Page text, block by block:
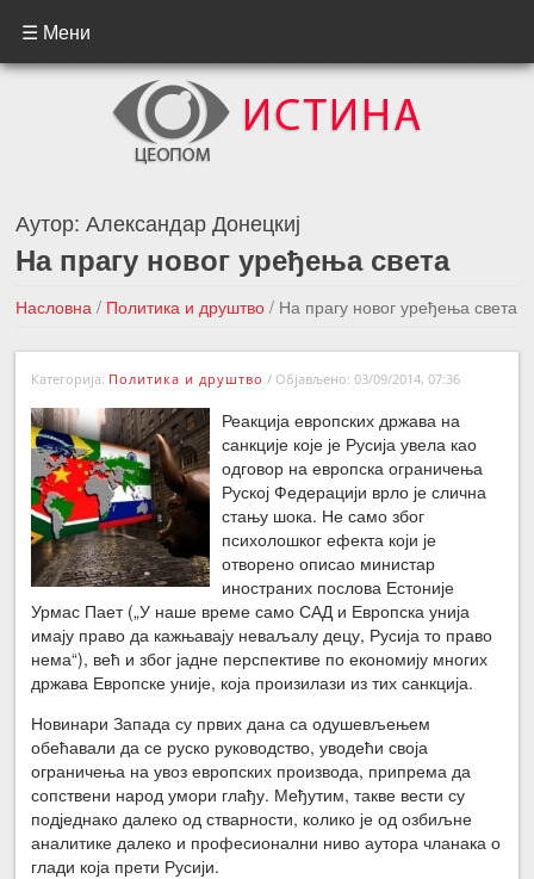
☰ Мени
Аутор:Александар Донецкиј
На прагу новог уређења света
Насловна / Политика и друштво / На прагу новог уређења света
←Претходна вест
Следећа вест →
Категорија: Политика и друштво / Објављено: 03/09/2014, 07:36
Реакција европских држава на
санкције које је Русија увела као
одговор на европска ограничења
Руској Федерацији врло је слична
стању шока. Не само због
психолошког ефекта који је
отворено описао министар
иностраних послова Естоније
Урмас Пает („У наше време само САД и Европска унија
имају право да кажњавају неваљалу децу, Русија то право
нема“), већ и због јадне перспективе по економију многих
држава Европске уније, која произилази из тих санкција.
Новинари Запада су првих дана са одушевљењем
обећавали да се руско руководство, уводећи своја
ограничења на увоз европских производа, припрема да
сопствени народ умори глађу. Међутим, такве вести су
подједнако далеко од стварности, колико је од озбиљне
аналитике далеко и професионални ниво аутора чланака о
глади која прети Русији.